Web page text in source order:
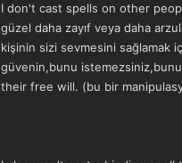
I don't cast spells on other
güzel daha zayıf veya daha
kişinin sizi sevmesini sağlamak
güvenin,bunu
their free will. (bu bir